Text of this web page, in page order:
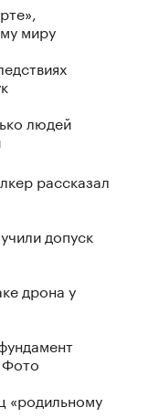
миру
людей
рассказал
допуск
дрона у
«родильному